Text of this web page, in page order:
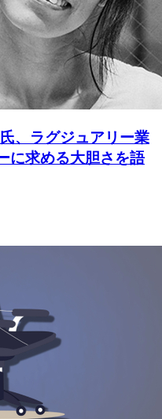
、ラグジュアリー業
に求める大胆さを語